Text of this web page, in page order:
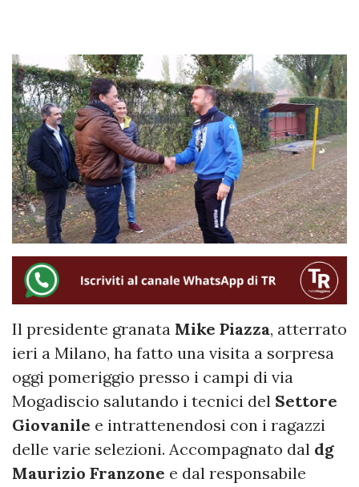
Il presidente granata Mike Piazza, atterrato
ieri a Milano, ha fatto una visita a sorpresa
oggi pomeriggio presso i campi di via
Mogadiscio salutando i tecnici del Settore
Giovanile e intrattenendosi con i ragazzi
delle varie selezioni. Accompagnato dal dg
Maurizio Franzone e dal responsabile